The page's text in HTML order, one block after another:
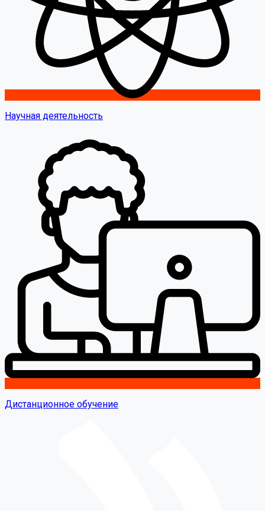
Научная деятельность
Дистанционное обучение